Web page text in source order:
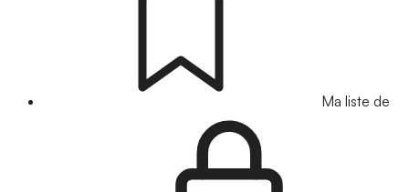
Ma liste de